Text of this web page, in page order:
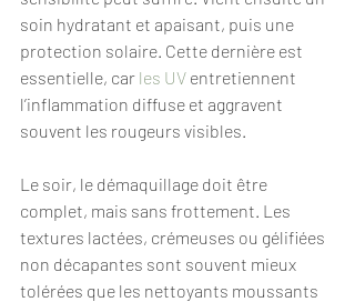
soin hydratant et apaisant, puis une
protection solaire. Cette dernière est
essentielle, car les UV entretiennent
l’inflammation diffuse et aggravent
souvent les rougeurs visibles.
Le soir, le démaquillage doit être
complet, mais sans frottement. Les
textures lactées, crémeuses ou gélifiées
non décapantes sont souvent mieux
tolérées que les nettoyants moussants